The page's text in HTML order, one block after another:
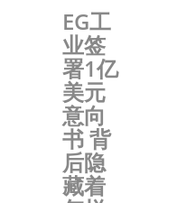
EG工
业签
署1亿
美元
意向
书 背
后隐
藏着